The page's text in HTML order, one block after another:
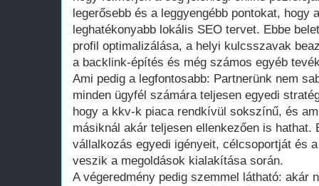
legerősebb és a leggyengébb pontokat, hogy
leghatékonyabb lokális SEO tervet. Ebbe
profil optimalizálása, a helyi kulcsszavak
a backlink-építés és még számos egyéb
Ami pedig a legfontosabb: Partnerünk nem
minden ügyfél számára teljesen egyedi
hogy a kkv-k piaca rendkívül sokszínű, és
másiknál akár teljesen ellenkezően is hathat.
vállalkozás egyedi igényeit, célcsoportját és
veszik a megoldások kialakítása során.
A végeredmény pedig szemmel látható: akár